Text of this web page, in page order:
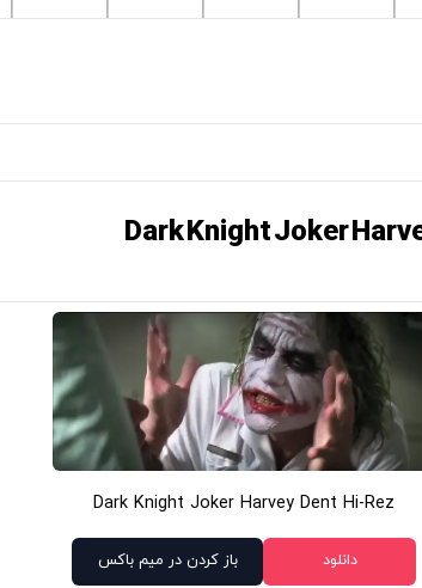
Dark Knight Joker Harvey Dent Hi-Rez
دانلود باز کردن در میم باکس